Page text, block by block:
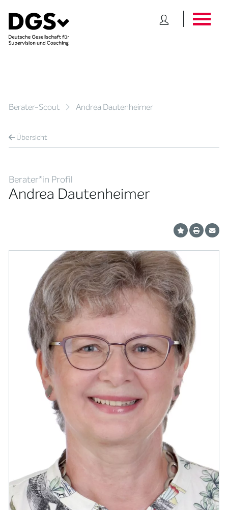
Berater-Scout Andrea Dautenheimer
Übersicht
Berater*in Profil
Andrea Dautenheimer